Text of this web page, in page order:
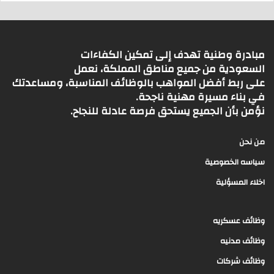
مبادرة وطنية تهدف إلى تمكين الكفاءات
السعودية من جميع مناطق المملكة، نعمل
على ربط أفضل المواهب بالوظائف المناسبة، ومساعدتك
في بناء مسيرة مهنية ناجحة.
نؤمن بأن الجميع يستحق فرصة عادلة للنجاح.
من نحن
سياسه الخصوصية
اخلاء المسؤلية
وظائف عسكريه
وظائف مدنيه
وظائف شركات